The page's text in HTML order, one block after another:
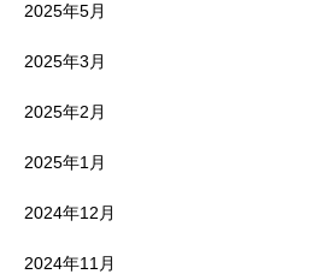
2025年5月
2025年3月
2025年2月
2025年1月
2024年12月
2024年11月